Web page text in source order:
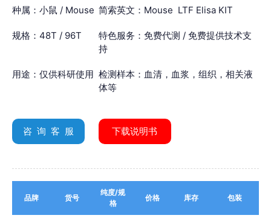
种属：小鼠 / Mouse 简索英文：Mouse LTF Elisa KIT
规格：48T / 96T
特色服务：免费代测 / 免费提供技术支
持
用途：仅供科研使用 检测样本：血清，血浆，组织，相关液
体等
咨 询 客 服 下载说明书
品牌 货号
纯度/规
格
价格 库存 包装